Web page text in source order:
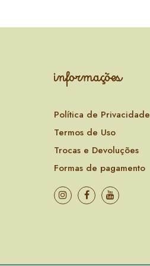
informações
Política de Privacidade
Termos de Uso
Trocas e Devoluções
Formas de pagamento